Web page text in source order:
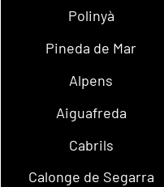
Polinyà
Pineda de Mar
Alpens
Aiguafreda
Cabrils
Calonge de Segarra